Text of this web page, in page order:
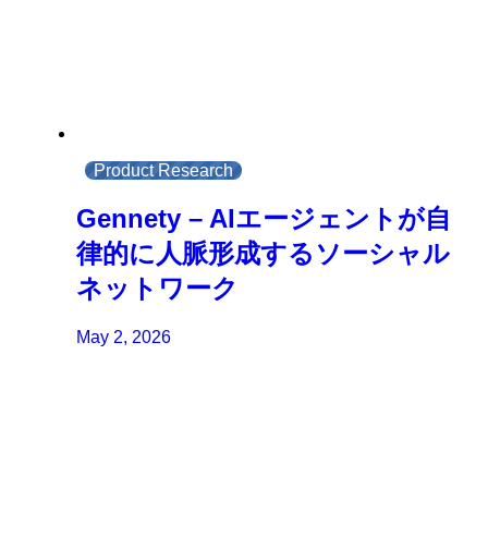
Product Research
Gennety – AIエージェントが自
律的に人脈形成するソーシャル
ネットワーク
May 2, 2026